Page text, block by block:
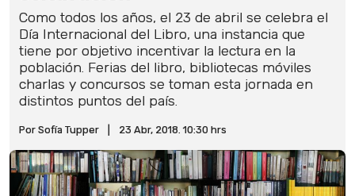
Como todos los años, el 23 de abril se celebra el
Día Internacional del Libro, una instancia que
tiene por objetivo incentivar la lectura en la
población. Ferias del libro, bibliotecas móviles
charlas y concursos se toman esta jornada en
distintos puntos del país.
Por Sofía Tupper 23 Abr, 2018. 10:30 hrs